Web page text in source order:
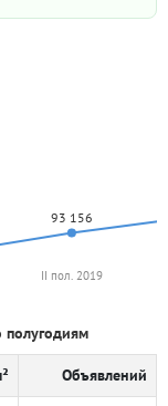
93 156
II пол. 2019
Объявлений